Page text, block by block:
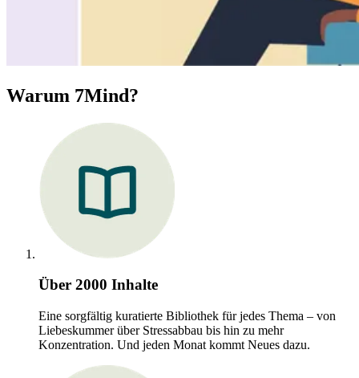
Warum 7Mind?
Über 2000 Inhalte
Eine sorgfältig kuratierte Bibliothek für jedes Thema – von
Liebeskummer über Stressabbau bis hin zu mehr
Konzentration. Und jeden Monat kommt Neues dazu.